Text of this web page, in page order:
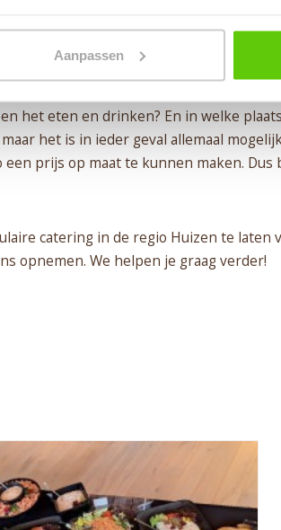
Aanpassen
hangt natuurlijk volledig af van al jouw
het eten en drinken? En in welke
het is in ieder geval allemaal
prijs op maat te kunnen maken. Dus
catering in de regio Huizen te laten
opnemen. We helpen je graag verder!